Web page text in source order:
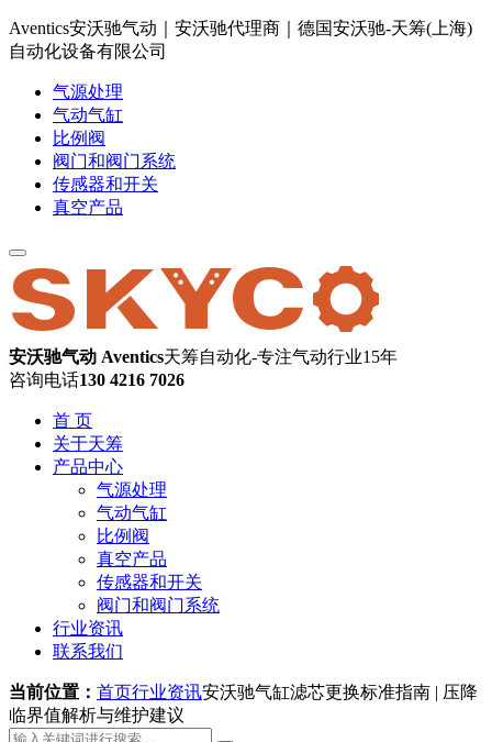
Aventics安沃驰气动｜安沃驰代理商｜德国安沃驰-天筹(上海)
自动化设备有限公司
气源处理
气动气缸
比例阀
阀门和阀门系统
传感器和开关
真空产品
安沃驰气动 Aventics天筹自动化-专注气动行业15年
咨询电话130 4216 7026
首 页
关于天筹
产品中心
气源处理
气动气缸
比例阀
真空产品
传感器和开关
阀门和阀门系统
行业资讯
联系我们
当前位置： 首页行业资讯安沃驰气缸滤芯更换标准指南 | 压降
临界值解析与维护建议